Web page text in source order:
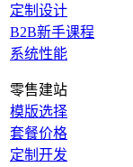
定制设计
B2B新手课程
系统性能
零售建站
模版选择
套餐价格
定制开发